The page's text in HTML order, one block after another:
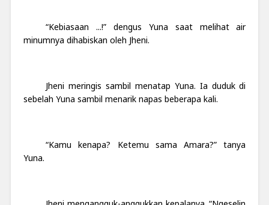
“Kebiasaan ...!” dengus Yuna saat melihat air
minumnya dihabiskan oleh Jheni.
Jheni meringis sambil menatap Yuna. Ia duduk di
sebelah Yuna sambil menarik napas beberapa kali.
“Kamu kenapa? Ketemu sama Amara?” tanya
Yuna.